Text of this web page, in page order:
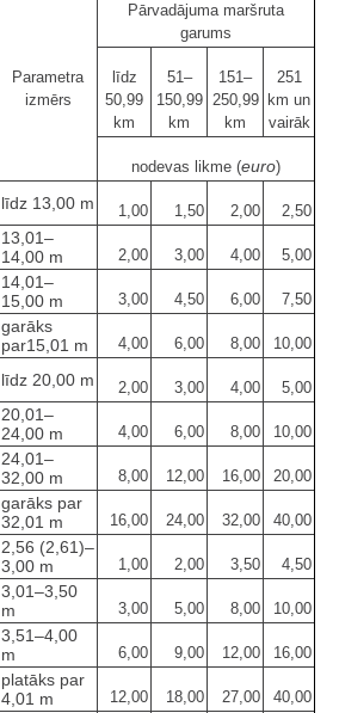
Parametra
izmērs
Pārvadājuma maršruta
garums
līdz
50,99
km
51–
150,99
km
151–
250,99
km
251
km un
vairāk
nodevas likme (euro)
līdz 13,00 m 1,00 1,50 2,00 2,50
13,01–
14,00 m
2,00 3,00 4,00 5,00
14,01–
15,00 m
3,00 4,50 6,00 7,50
garāks
par15,01 m
4,00 6,00 8,00 10,00
līdz 20,00 m 2,00 3,00 4,00 5,00
20,01–
24,00 m
4,00 6,00 8,00 10,00
24,01–
32,00 m
8,00 12,00 16,00 20,00
garāks par
32,01 m
16,00 24,00 32,00 40,00
2,56 (2,61)–
3,00 m
1,00 2,00 3,50 4,50
3,01–3,50
m
3,00 5,00 8,00 10,00
3,51–4,00
m
6,00 9,00 12,00 16,00
platāks par
4,01 m
12,00 18,00 27,00 40,00